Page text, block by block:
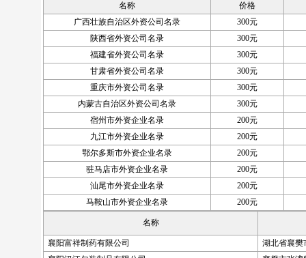
名称
价格
广西壮族自治区外资公司名录
300元
陕西省外资公司名录
300元
福建省外资公司名录
300元
甘肃省外资公司名录
300元
重庆市外资公司名录
300元
内蒙古自治区外资公司名录
300元
宿州市外资企业名录
200元
九江市外资企业名录
200元
鄂尔多斯市外资企业名录
200元
驻马店市外资企业名录
200元
汕尾市外资企业名录
200元
马鞍山市外资企业名录
200元
名称
襄阳富祥制药有限公司
湖北省襄樊